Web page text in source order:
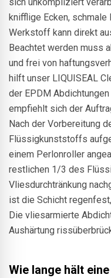
knifflige Ecken, schmale
Werkstoff kann direkt
Beachtet werden muss
und frei von
hilft unser LIQUISEAL
der EPDM
empfiehlt sich der
Nach der Vorbereitung
Flüssigkunststoffs
einem Perlonroller
restlichen 1/3 des
Vliesdurchtränkung
ist die Schicht
Die vliesarmierte
Aushärtung
Wie lange hält